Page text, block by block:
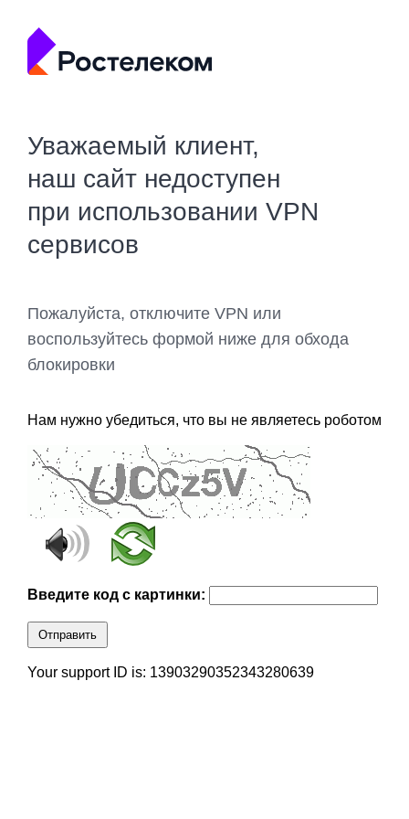
Уважаемый клиент,
наш сайт недоступен
при использовании VPN
сервисов
Пожалуйста, отключите VPN или
воспользуйтесь формой ниже для обхода
блокировки
Нам нужно убедиться, что вы не являетесь роботом
Введите код с картинки:
Отправить
Your support ID is: 13903290352343280639